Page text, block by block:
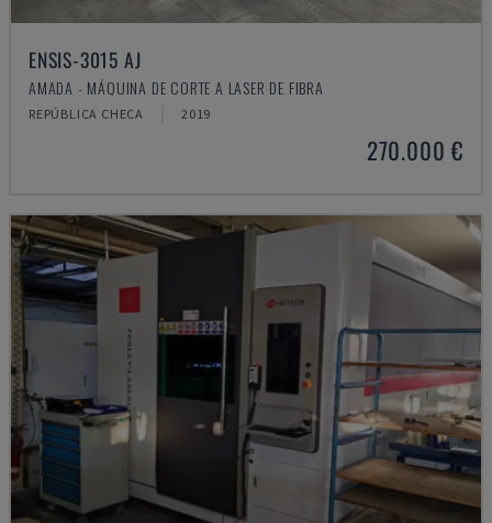
ENSIS-3015 AJ
AMADA - MÁQUINA DE CORTE A LASER DE FIBRA
REPÚBLICA CHECA 2019
270.000 €